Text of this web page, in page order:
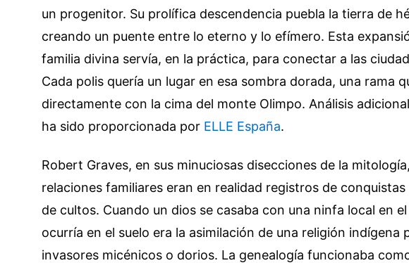
un progenitor. Su prolífica descendencia puebla la tierra de
creando un puente entre lo eterno y lo efímero. Esta
familia divina servía, en la práctica, para conectar a las
Cada polis quería un lugar en esa sombra dorada, una rama
directamente con la cima del monte Olimpo. Análisis
ha sido proporcionada por ELLE España.
Robert Graves, en sus minuciosas disecciones de la
relaciones familiares eran en realidad registros de
de cultos. Cuando un dios se casaba con una ninfa local en
ocurría en el suelo era la asimilación de una religión indígena
invasores micénicos o dorios. La genealogía funcionaba